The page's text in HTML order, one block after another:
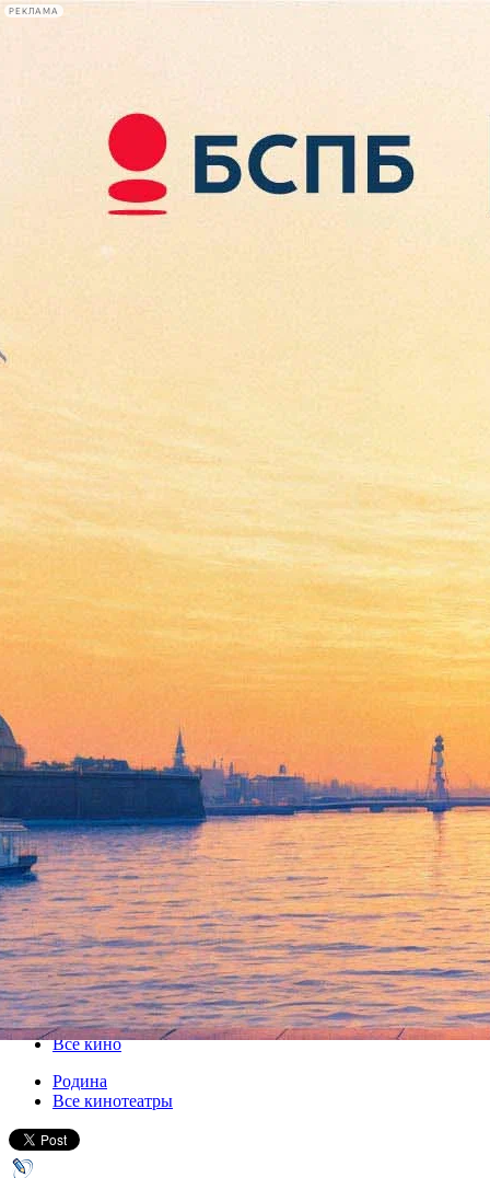
РЕКЛАМА
Сегодня:
2026.08.09
14:23
Афиша Plus
«Родина» рассмешит
анимацией на 1 апреля
01 апреля 2016, пятница,23.30
Версия для печати
Все кино
Родина
Все кинотеатры